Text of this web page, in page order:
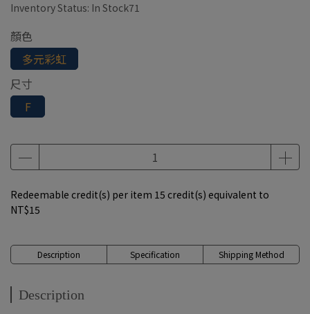
Inventory Status: In Stock71
顏色
多元彩虹
尺寸
F
Redeemable credit(s) per item 15 credit(s) equivalent to
NT$15
Description Specification Shipping Method
Description